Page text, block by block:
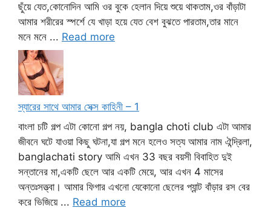
ছুঁয়ে যেত,কোনোদিন আমি ওর বুকে হেলান দিয়ে শুয়ে থাকতাম,ওর বাঁড়াটা
আমার শরীরের স্পর্শে যে খাড়া হয়ে যেত বেশ বুঝতে পারতাম,তার মানে
মনে মনে ... Read more
স্যারের সাথে আমার সেক্স কাহিনী – 1
বাংলা চটি গল্প এটা কোনো গল্প নয়, bangla choti club এটা আমার
জীবনে ঘটে যাওয়া কিছু ঘটনা,যা গল্প মনে হলেও সত্য আমার নাম ঐন্দ্রিলা,
banglachati story আমি এখন 33 বছর বয়সী বিবাহিত দুই
সন্তানের মা,একটি ছেলে আর একটি মেয়ে, আর এখন 4 মাসের
অন্তঃসত্ত্বা। আমার ফিগার এখনো যেকোনো ছেলের প্যান্ট বাঁড়ার রস বের
করে ভিজিয়ে ... Read more